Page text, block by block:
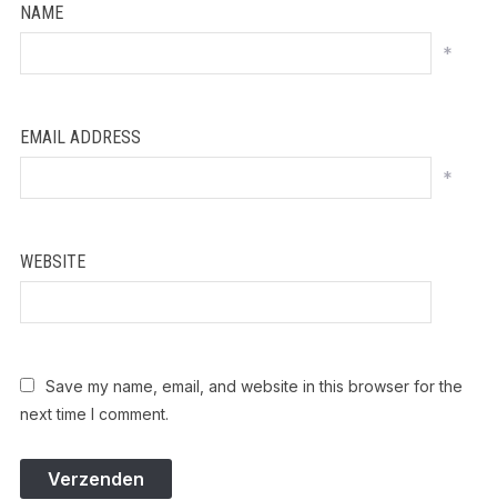
NAME
*
EMAIL ADDRESS
*
WEBSITE
Save my name, email, and website in this browser for the
next time I comment.